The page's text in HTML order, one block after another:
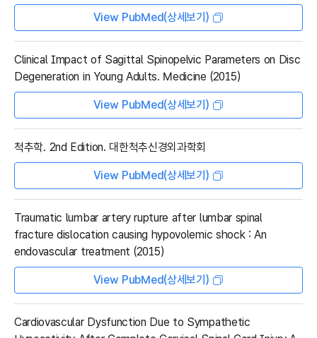
View PubMed(상세보기)
Clinical Impact of Sagittal Spinopelvic Parameters on Disc
Degeneration in Young Adults. Medicine (2015)
View PubMed(상세보기)
척추학. 2nd Edition. 대한척추신경외과학회
View PubMed(상세보기)
Traumatic lumbar artery rupture after lumbar spinal
fracture dislocation causing hypovolemic shock : An
endovascular treatment (2015)
View PubMed(상세보기)
Cardiovascular Dysfunction Due to Sympathetic